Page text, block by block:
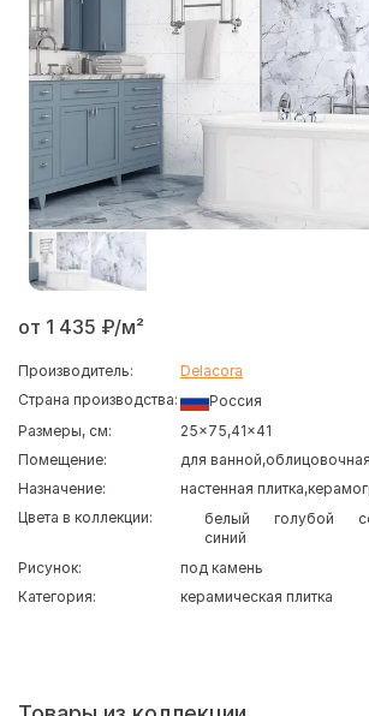
от 1 435 ₽/м²
Производитель:
Delacora
Страна производства:
Россия
Размеры, см:
25x75 41x41
Помещение:
для ванной облицовочная
Назначение:
настенная плитка
Цвета в коллекции:
белый голубой
синий
Рисунок:
под камень
Категория:
керамическая плитка
поверхности, которая эффектно